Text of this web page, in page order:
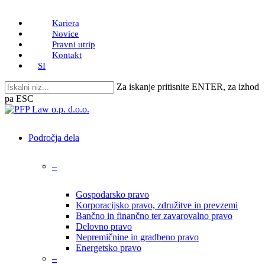
Skip
main
content
Kariera
Novice
Pravni utrip
Kontakt
SI
Za iskanje pritisnite ENTER, za izhod
pa ESC
Close
search
Menu Področja dela
–
Gospodarsko pravo
Korporacijsko pravo, združitve in prevzemi
Bančno in finančno ter zavarovalno pravo
Delovno pravo
Nepremičnine in gradbeno pravo
Energetsko pravo
–